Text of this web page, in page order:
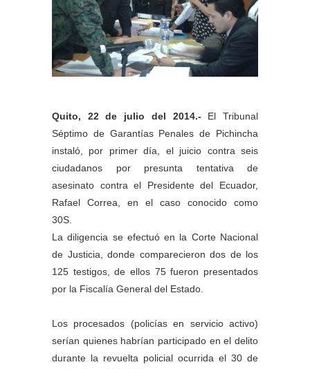
Quito, 22 de julio del 2014.- El Tribunal
Séptimo de Garantías Penales de Pichincha
instaló, por primer día, el juicio contra seis
ciudadanos por presunta tentativa de
asesinato contra el Presidente del Ecuador,
Rafael Correa, en el caso conocido como
30S.
La diligencia se efectuó en la Corte Nacional
de Justicia, donde comparecieron dos de los
125 testigos, de ellos 75 fueron presentados
por la Fiscalía General del Estado.
Los procesados (policías en servicio activo)
serían quienes habrían participado en el delito
durante la revuelta policial ocurrida el 30 de